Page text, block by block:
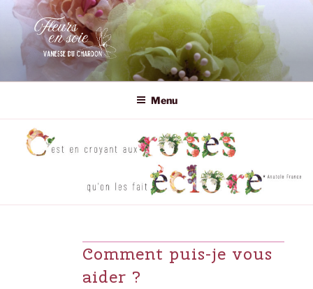
Aller
contenu
principal
VANESSE DU CHARDON
Fleurs en soie
Menu
Comment puis-je vous
aider ?